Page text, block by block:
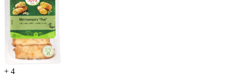
+ 4